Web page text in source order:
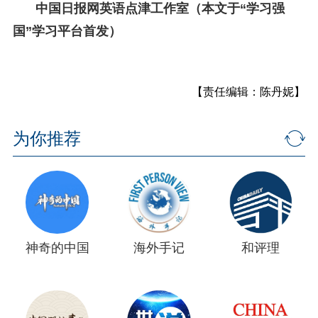
中国日报网英语点津工作室（本文于“学习强
国”学习平台首发）
【责任编辑：陈丹妮】
为你推荐
神奇的中国 海外手记 和评理